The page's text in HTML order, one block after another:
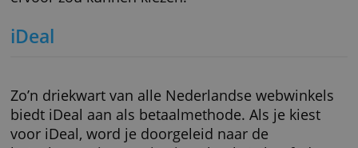
plus- en minpunten en de reden waarom je
iDeal